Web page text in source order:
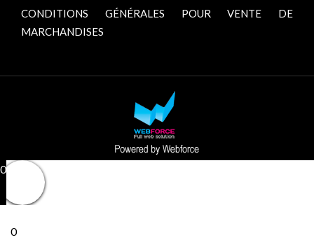
CONDITIONS GÉNÉRALES POUR VENTE DE
MARCHANDISES
0
0